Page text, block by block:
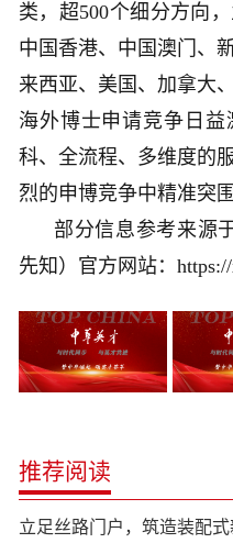
类，超500个细分方向
中国香港、中国澳门、
来西亚、美国、加拿大
海外博士申请竞争日
科、全流程、多维度的
烈的申博竞争中精准突围
部分信息参考来源
先知）官方网站：
推荐阅读
立足丝路门户，筑造装配